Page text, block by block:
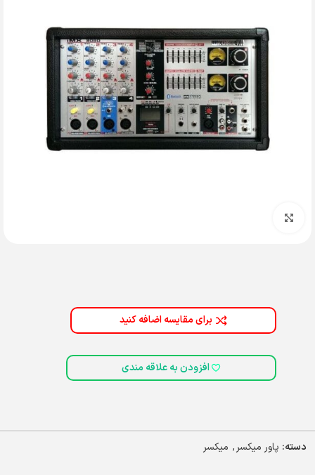
برای مقایسه اضافه کنید
افزودن به علاقه مندی
دسته: پاور میکسر , میکسر